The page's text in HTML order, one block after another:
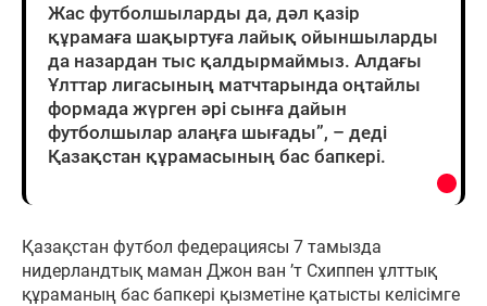
Жас футболшыларды да, дәл қазір
құрамаға шақыртуға лайық ойыншыларды
да назардан тыс қалдырмаймыз. Алдағы
Ұлттар лигасының матчтарында оңтайлы
формада жүрген әрі сынға дайын
футболшылар алаңға шығады”, – деді
Қазақстан құрамасының бас бапкері.
Қазақстан футбол федерациясы 7 тамызда
нидерландтық маман Джон ван ’т Схиппен ұлттық
құраманың бас бапкері қызметіне қатысты келісімге